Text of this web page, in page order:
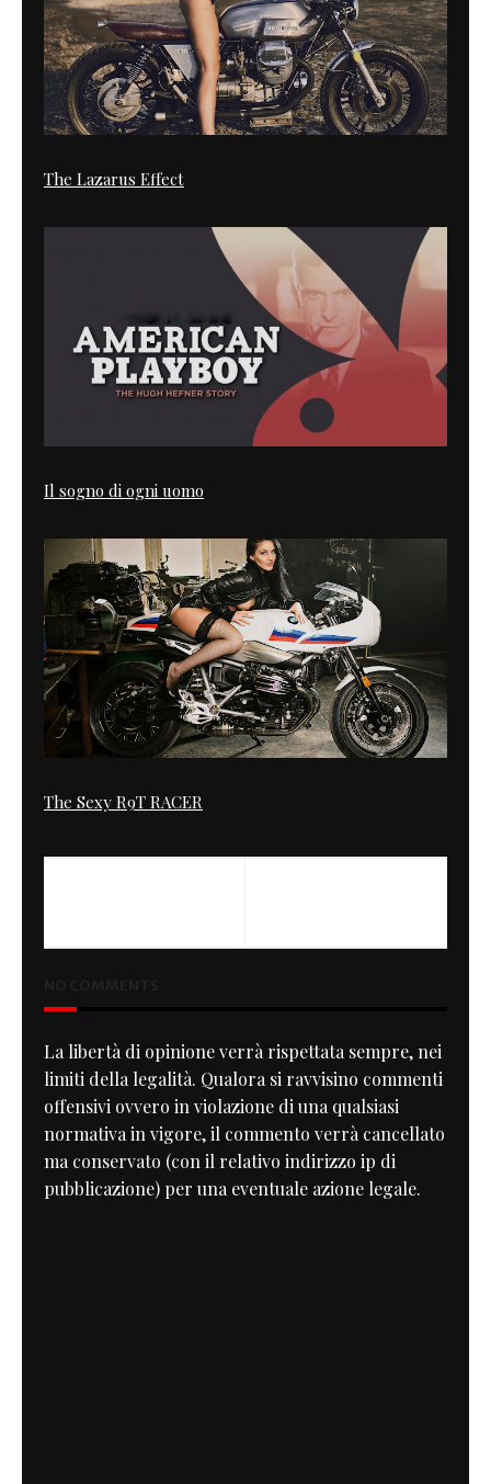
The Lazarus Effect
Il sogno di ogni uomo
The Sexy R9T RACER
La libertà di opinione verrà rispettata sempre, nei
limiti della legalità. Qualora si ravvisino commenti
offensivi ovvero in violazione di una qualsiasi
normativa in vigore, il commento verrà cancellato
ma conservato (con il relativo indirizzo ip di
pubblicazione) per una eventuale azione legale.